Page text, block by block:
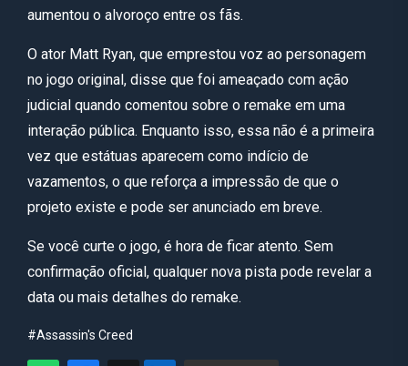
aumentou o alvoroço entre os fãs.
O ator Matt Ryan, que emprestou voz ao personagem
no jogo original, disse que foi ameaçado com ação
judicial quando comentou sobre o remake em uma
interação pública. Enquanto isso, essa não é a primeira
vez que estátuas aparecem como indício de
vazamentos, o que reforça a impressão de que o
projeto existe e pode ser anunciado em breve.
Se você curte o jogo, é hora de ficar atento. Sem
confirmação oficial, qualquer nova pista pode revelar a
data ou mais detalhes do remake.
#Assassin's Creed